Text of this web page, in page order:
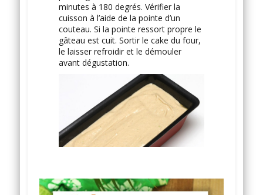
minutes à 180 degrés. Vérifier la
cuisson à l’aide de la pointe d’un
couteau. Si la pointe ressort propre le
gâteau est cuit. Sortir le cake du four,
le laisser refroidir et le démouler
avant dégustation.